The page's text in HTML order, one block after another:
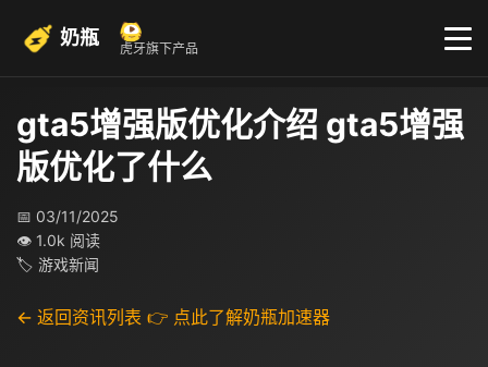
奶瓶 虎牙旗下产品
gta5增强版优化介绍 gta5增强
版优化了什么
📅 03/11/2025
👁 1.0k 阅读
🏷 游戏新闻
← 返回资讯列表 👉 点此了解奶瓶加速器